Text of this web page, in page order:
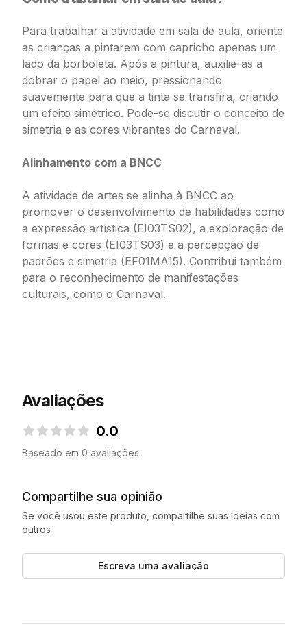
Para trabalhar a atividade em sala de aula, oriente
as crianças a pintarem com capricho apenas um
lado da borboleta. Após a pintura, auxilie-as a
dobrar o papel ao meio, pressionando
suavemente para que a tinta se transfira, criando
um efeito simétrico. Pode-se discutir o conceito de
simetria e as cores vibrantes do Carnaval.
Alinhamento com a BNCC
A atividade de artes se alinha à BNCC ao
promover o desenvolvimento de habilidades como
a expressão artística (EI03TS02), a exploração de
formas e cores (EI03TS03) e a percepção de
padrões e simetria (EF01MA15). Contribui também
para o reconhecimento de manifestações
culturais, como o Carnaval.
Avaliações
0.0
Baseado em 0 avaliações
Compartilhe sua opinião
Se você usou este produto, compartilhe suas idéias com
outros
Escreva uma avaliação